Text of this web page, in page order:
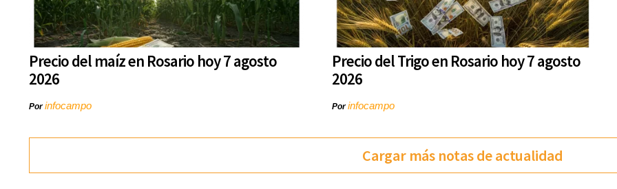
Precio del maíz en Rosario hoy 7 agosto
2026
Porinfocampo
Precio del Trigo en Rosario hoy 7 agosto
2026
Porinfocampo
Cargar más notas de actualidad